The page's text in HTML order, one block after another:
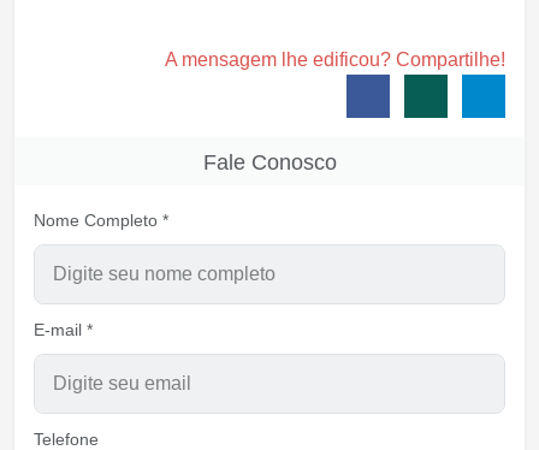
A mensagem lhe edificou? Compartilhe!
Fale Conosco
Nome Completo *
E-mail *
Telefone